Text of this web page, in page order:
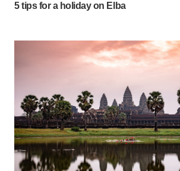
5 tips for a holiday on Elba